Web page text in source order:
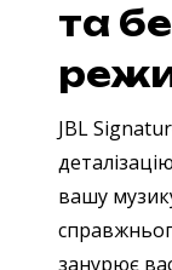
та
JBL
вашу
занурює